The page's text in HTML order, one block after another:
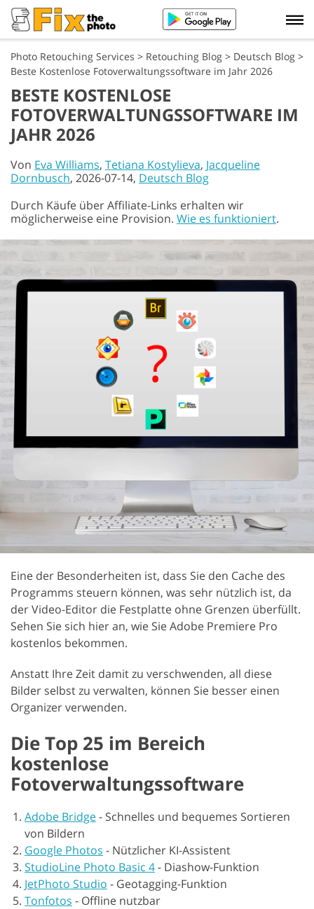
Photo Retouching Services > Retouching Blog > Deutsch Blog >
Beste Kostenlose Fotoverwaltungssoftware im Jahr 2026
BESTE KOSTENLOSE
FOTOVERWALTUNGSSOFTWARE IM
JAHR 2026
Von Eva Williams, Tetiana Kostylieva, Jacqueline
Dornbusch, 2026-07-14, Deutsch Blog
Durch Käufe über Affiliate-Links erhalten wir
möglicherweise eine Provision. Wie es funktioniert.
Eine der Besonderheiten ist, dass Sie den Cache des
Programms steuern können, was sehr nützlich ist, da
der Video-Editor die Festplatte ohne Grenzen überfüllt.
Sehen Sie sich hier an, wie Sie Adobe Premiere Pro
kostenlos bekommen.
Anstatt Ihre Zeit damit zu verschwenden, all diese
Bilder selbst zu verwalten, können Sie besser einen
Organizer verwenden.
Die Top 25 im Bereich
kostenlose
Fotoverwaltungssoftware
Adobe Bridge- Schnelles und bequemes Sortieren
von Bildern
Google Photos - Nützlicher KI-Assistent
StudioLine Photo Basic 4- Diashow-Funktion
JetPhoto Studio - Geotagging-Funktion
Tonfotos - Offline nutzbar